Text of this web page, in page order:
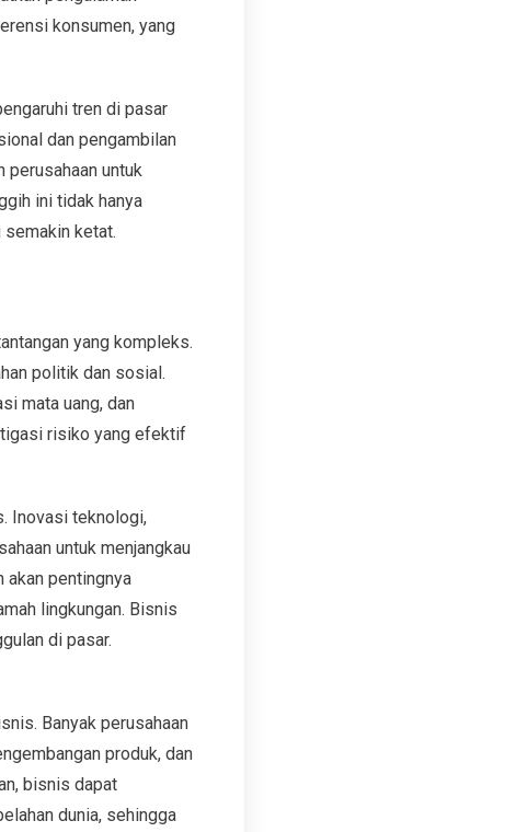
konsumen, yang
tren di pasar
dan pengambilan
perusahaan untuk
ini tidak hanya
ketat.
yang kompleks.
politik dan sosial.
mata uang, dan
risiko yang efektif
Inovasi teknologi,
untuk menjangkau
akan pentingnya
lingkungan. Bisnis
di pasar.
Banyak perusahaan
produk, dan
bisnis dapat
dunia, sehingga